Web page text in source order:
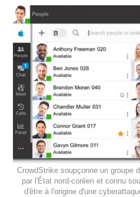
CrowdStrike soupçonne un groupe
par l'État nord-coréen et connu
d'être à l'origine d'une